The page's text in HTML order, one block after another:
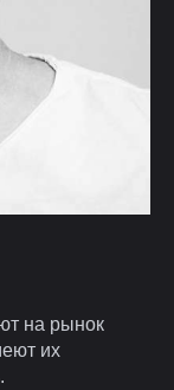
на рынок
их